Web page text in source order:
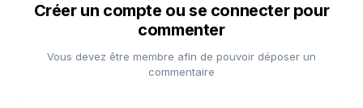
Créer un compte ou se connecter pour
commenter
Vous devez être membre afin de pouvoir déposer un
commentaire